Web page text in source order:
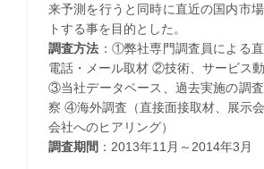
来予測を行うと同時に直近の国内市
トする事を目的とした。
調査方法 ：①弊社専門調査員による
電話・メール取材 ②技術、サービス
③当社データベース、過去実施の調
察 ④海外調査（直接面接取材、展示
会社へのヒアリング）
調査期間 ：2013年11月～2014年3月